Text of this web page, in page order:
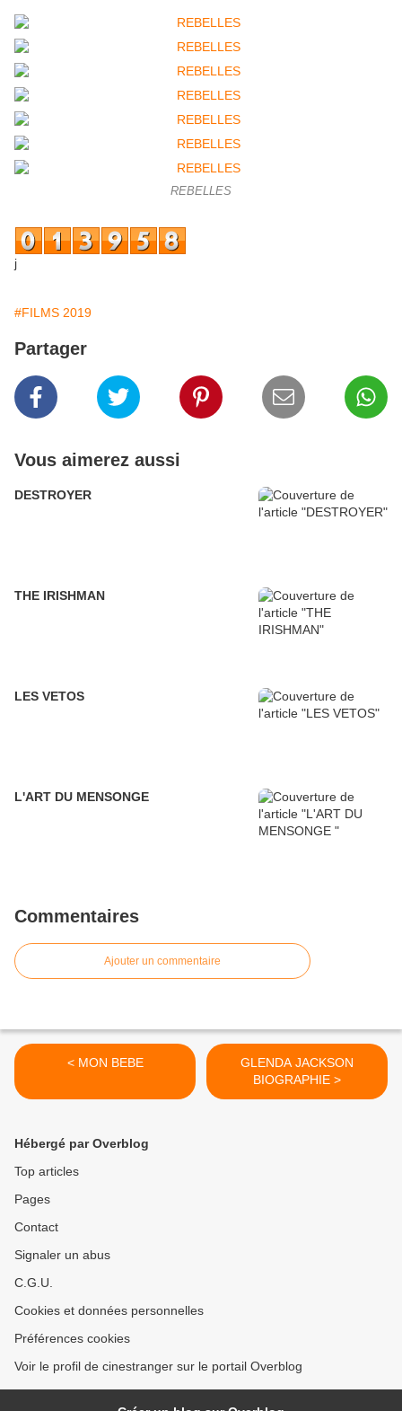
REBELLES
j
#FILMS 2019
Partager
Vous aimerez aussi
DESTROYER
THE IRISHMAN
LES VETOS
L'ART DU MENSONGE
Commentaires
Ajouter un commentaire
< MON BEBE
GLENDA JACKSON
BIOGRAPHIE >
Hébergé par Overblog
Top articles
Pages
Contact
Signaler un abus
C.G.U.
Cookies et données personnelles
Préférences cookies
Voir le profil de cinestranger sur le portail Overblog